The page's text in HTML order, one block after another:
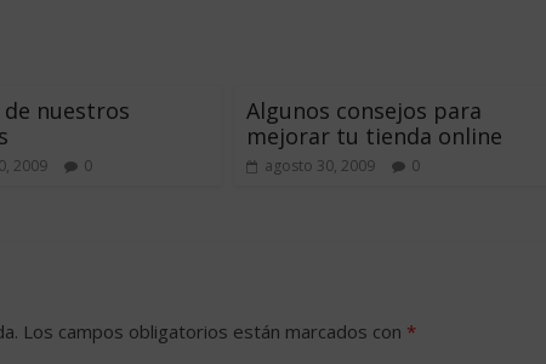
nuestros
2009 0
Algunos consejos para
mejorar tu tienda online
agosto 30, 2009 0
Los campos obligatorios están marcados con *